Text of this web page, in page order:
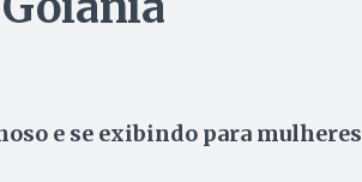
e se exibindo para mulheres